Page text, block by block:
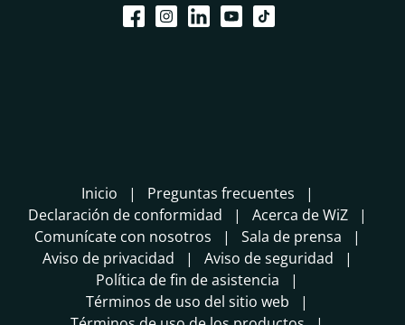
Inicio
Preguntas frecuentes
Declaración de conformidad
Acerca de WiZ
Comunícate con nosotros
Sala de prensa
Aviso de privacidad
Aviso de seguridad
Política de fin de asistencia
Términos de uso del sitio web